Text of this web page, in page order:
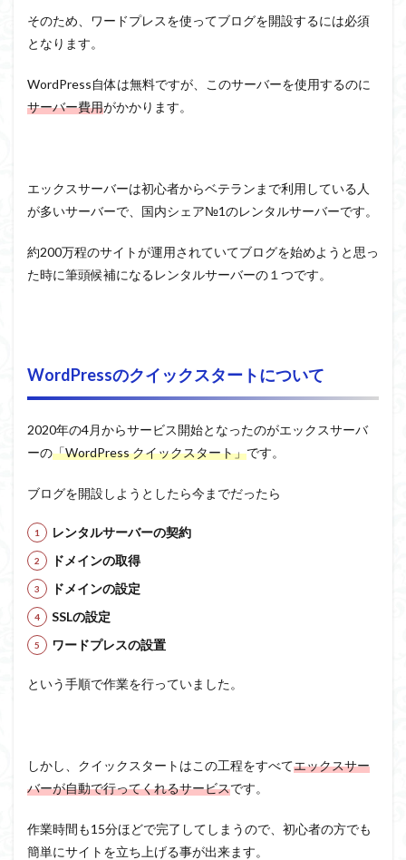
そのため、ワードプレスを使ってブログを開設するには必須
となります。
WordPress自体は無料ですが、このサーバーを使用するのに
サーバー費用がかかります。
エックスサーバーは初心者からベテランまで利用している人
が多いサーバーで、国内シェア№1のレンタルサーバーです。
約200万程のサイトが運用されていてブログを始めようと思っ
た時に筆頭候補になるレンタルサーバーの１つです。
WordPressのクイックスタートについて
2020年の4月からサービス開始となったのがエックスサーバ
ーの「WordPress クイックスタート」です。
ブログを開設しようとしたら今までだったら
レンタルサーバーの契約
ドメインの取得
ドメインの設定
SSLの設定
ワードプレスの設置
という手順で作業を行っていました。
しかし、クイックスタートはこの工程をすべてエックスサー
バーが自動で行ってくれるサービスです。
作業時間も15分ほどで完了してしまうので、初心者の方でも
簡単にサイトを立ち上げる事が出来ます。